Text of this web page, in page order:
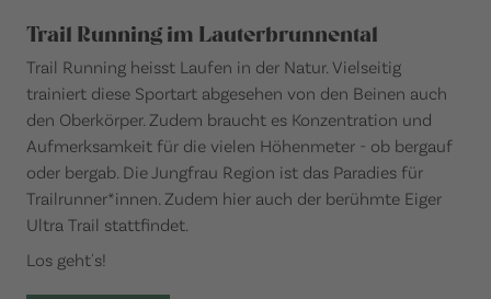
Trail Running im Lauterbrunnental
Trail Running heisst Laufen in der Natur. Vielseitig
trainiert diese Sportart abgesehen von den Beinen auch
den Oberkörper. Zudem braucht es Konzentration und
Aufmerksamkeit für die vielen Höhenmeter - ob bergauf
oder bergab. Die Jungfrau Region ist das Paradies für
Trailrunner*innen. Zudem hier auch der berühmte Eiger
Ultra Trail stattfindet.
Los geht's!